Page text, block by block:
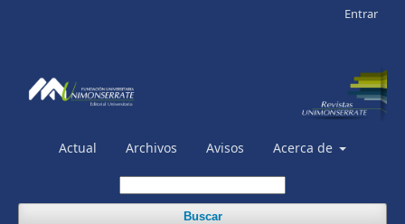
Actual Archivos Avisos Acerca de
Buscar
Entrar